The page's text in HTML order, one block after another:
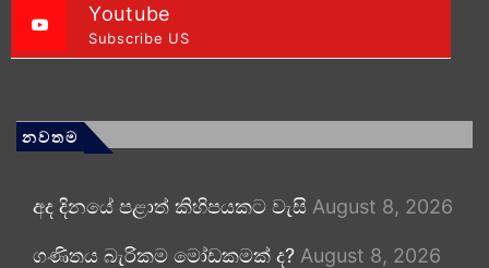
Youtube
Subscribe US
නවතම
අද දිනයේ පළාත් කිහිපයකට වැසි August 8, 2026
ගණිතය බැරිකම මෝඩකමක් ද? August 8, 2026